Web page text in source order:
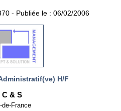
- Publiée le : 06/02/2006
H/F
C & S
de-France